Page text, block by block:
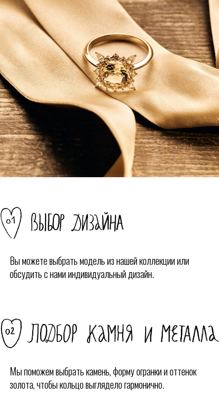
Вы можете выбрать модель из нашей коллекции или
обсудить с нами индивидуальный дизайн.
Мы поможем выбрать камень, форму огранки и оттенок
золота, чтобы кольцо выглядело гармонично.